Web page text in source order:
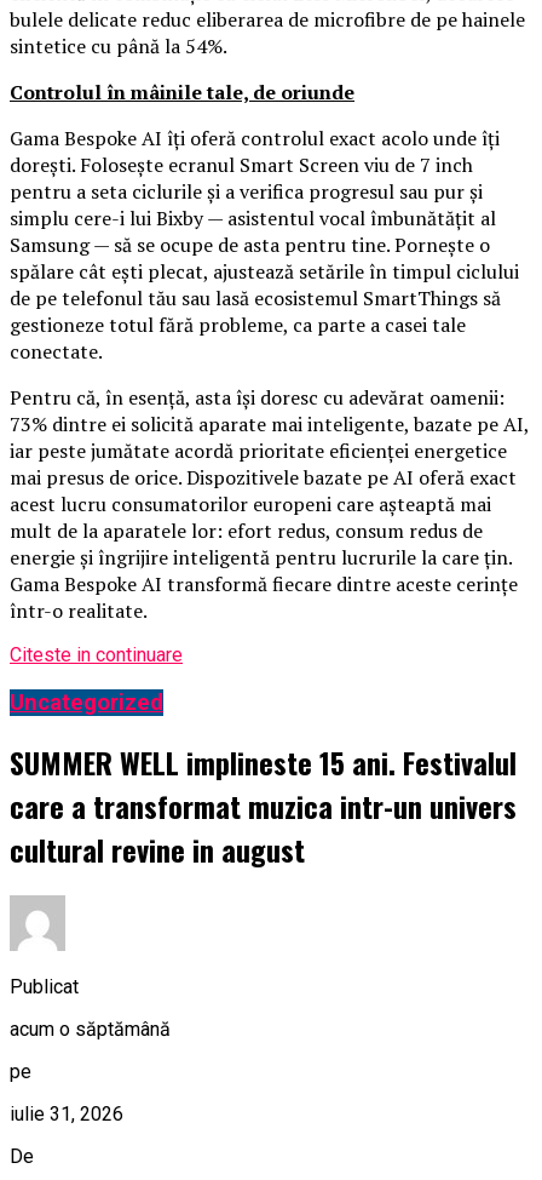
bulele delicate reduc eliberarea de microfibre de pe hainele
sintetice cu până la 54%.
Controlul în mâinile tale, de oriunde
Gama Bespoke AI îți oferă controlul exact acolo unde îți
dorești. Folosește ecranul Smart Screen viu de 7 inch
pentru a seta ciclurile și a verifica progresul sau pur și
simplu cere-i lui Bixby — asistentul vocal îmbunătățit al
Samsung — să se ocupe de asta pentru tine. Pornește o
spălare cât ești plecat, ajustează setările în timpul ciclului
de pe telefonul tău sau lasă ecosistemul SmartThings să
gestioneze totul fără probleme, ca parte a casei tale
conectate.
Pentru că, în esență, asta își doresc cu adevărat oamenii:
73% dintre ei solicită aparate mai inteligente, bazate pe AI,
iar peste jumătate acordă prioritate eficienței energetice
mai presus de orice. Dispozitivele bazate pe AI oferă exact
acest lucru consumatorilor europeni care așteaptă mai
mult de la aparatele lor: efort redus, consum redus de
energie și îngrijire inteligentă pentru lucrurile la care țin.
Gama Bespoke AI transformă fiecare dintre aceste cerințe
într-o realitate.
Citeste in continuare
Uncategorized
SUMMER WELL implineste 15 ani. Festivalul
care a transformat muzica intr-un univers
cultural revine in august
Publicat
acum o săptămână
pe
iulie 31, 2026
De